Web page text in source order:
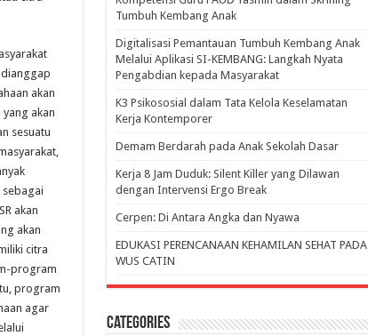
dianggap
akan
akan
sesuatu
akan
akan
citra
program
program
agar
Tumbuh Kembang Anak
Digitalisasi Pemantauan Tumbuh Kembang Anak
Melalui Aplikasi SI-KEMBANG: Langkah Nyata
Pengabdian kepada Masyarakat
K3 Psikososial dalam Tata Kelola Keselamatan
Kerja Kontemporer
Demam Berdarah pada Anak Sekolah Dasar
Kerja 8 Jam Duduk: Silent Killer yang Dilawan
dengan Intervensi Ergo Break
Cerpen: Di Antara Angka dan Nyawa
EDUKASI PERENCANAAN KEHAMILAN SEHAT PADA
WUS CATIN
Categories